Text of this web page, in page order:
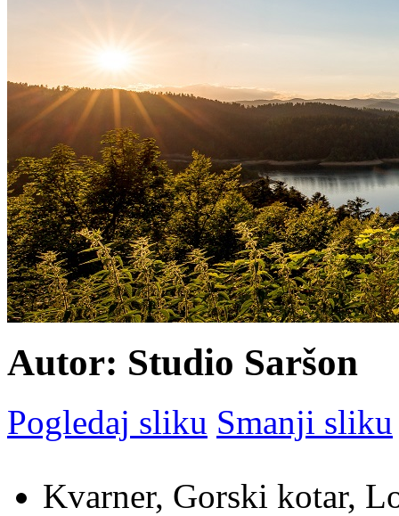
Autor: Studio Saršon
Pogledaj sliku Smanji sliku
Kvarner, Gorski kotar,